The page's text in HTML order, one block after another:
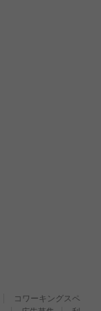
コワーキングスペ